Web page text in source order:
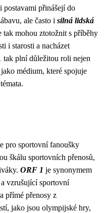
postavami přinášejí do
ale často i silná lidská
tak mohou ztotožnit s příběhy
i starosti a nacházet
plní důležitou roli nejen
médium, které spojuje
pro sportovní fanoušky
škálu sportovních přenosů,
ORF 1 je synonymem
vzrušující sportovní
přímé přenosy z
jako jsou olympijské hry,